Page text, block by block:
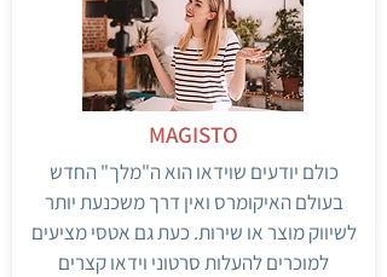
כולם יודעים שוידאו הוא ה"מלך" החדש
בעולם האיקומרס ואין דרך משכנעת יותר
לשיווק מוצר או שירות. כעת גם אטסי מציעים
למוכרים להעלות סרטוני וידאו קצרים
MAGISTO